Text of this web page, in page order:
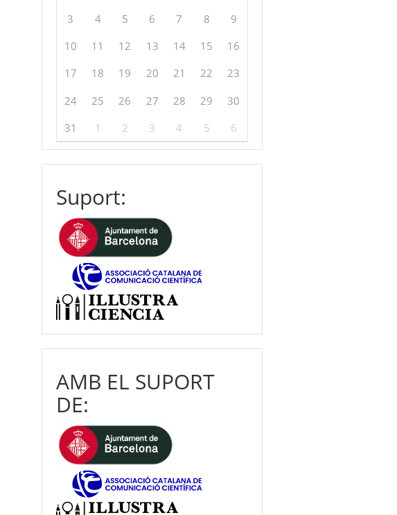
3
4 5 6 7 8
9
10
11 12 13 14 15
16
17
18 19 20 21 22
23
24
25 26 27 28 29
30
31
1 2 3 4 5 6
Suport:
AMB EL SUPORT
DE: